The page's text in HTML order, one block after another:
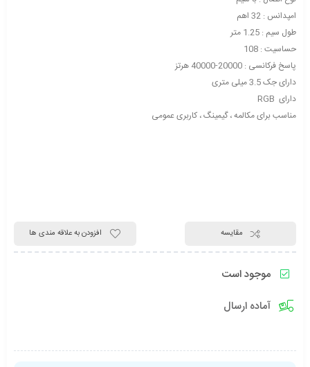
امپدانس : 32 اهم
طول سیم : 1.25 متر
حساسیت : 108
پاسخ فرکانسی : 20000-40000 هرتز
دارای جک 3.5 میلی متری
دارای RGB
مناسب برای مکالمه ، گیمینگ ، کاربری عمومی
مقایسه افزودن به علاقه مندی ها
موجود است
آماده ارسال